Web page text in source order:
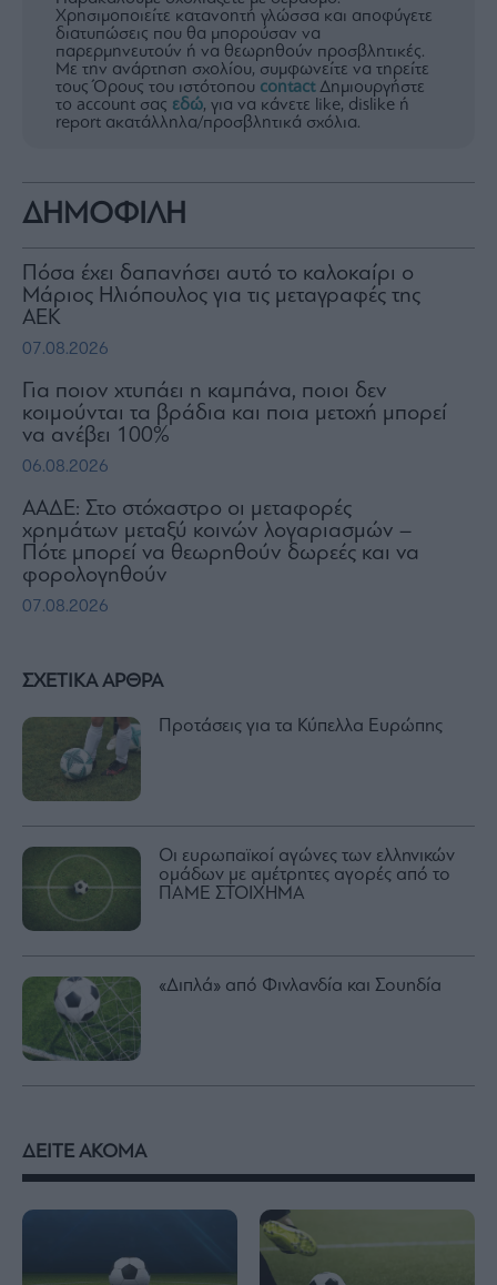
ΣΧΕΤΙΚΑ ΑΡΘΡΑ
Προτάσεις για τα Κύπελλα Ευρώπης
Οι ευρωπαϊκοί αγώνες των ελληνικών
ομάδων με αμέτρητες αγορές από το
ΠΑΜΕ ΣΤΟΙΧΗΜΑ
«Διπλά» από Φινλανδία και Σουηδία
Χρησιμοποιείτε κατανοητή γλώσσα και αποφύγετε
διατυπώσεις που θα μπορούσαν να
παρερμηνευτούν ή να θεωρηθούν προσβλητικές.
Με την ανάρτηση σχολίου, συμφωνείτε να τηρείτε
τους Όρους του ιστότοπου contactΔημιουργήστε
το account σας εδώ, για να κάνετε like, dislike ή
report ακατάλληλα/προσβλητικά σχόλια.
ΔΗΜΟΦΙΛΗ
Πόσα έχει δαπανήσει αυτό το καλοκαίρι ο
Μάριος Ηλιόπουλος για τις μεταγραφές της
ΑΕΚ
07.08.2026
Για ποιον χτυπάει η καμπάνα, ποιοι δεν
κοιμούνται τα βράδια και ποια μετοχή μπορεί
να ανέβει 100%
06.08.2026
ΑΑΔΕ: Στο στόχαστρο οι μεταφορές
χρημάτων μεταξύ κοινών λογαριασμών –
Πότε μπορεί να θεωρηθούν δωρεές και να
φορολογηθούν
07.08.2026
ΔΕΙΤΕ ΑΚΟΜΑ